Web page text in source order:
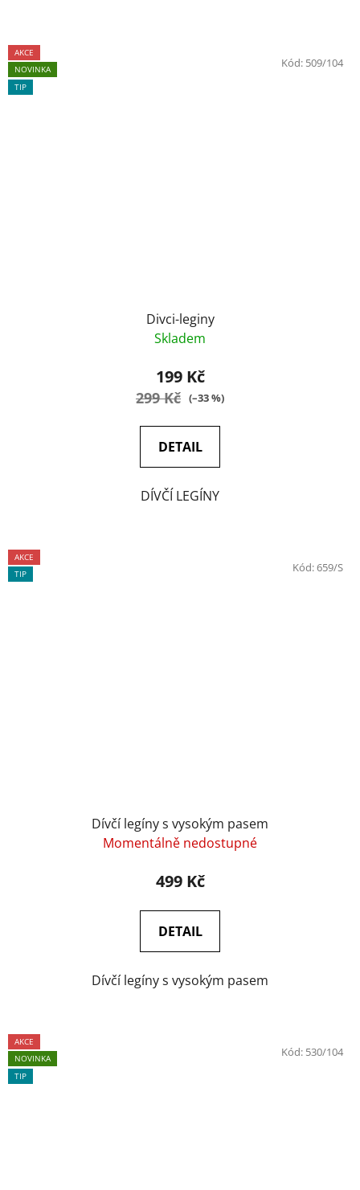
AKCE
NOVINKA
TIP
Divci-leginy
Skladem
199 Kč
299 Kč (–33 %)
DETAIL
DÍVČÍ LEGÍNY
Kód: 509/104
AKCE
TIP
Dívčí legíny s vysokým pasem
Momentálně nedostupné
499 Kč
DETAIL
Dívčí legíny s vysokým pasem
Kód:659/S
AKCE
NOVINKA
TIP
Kód: 530/104